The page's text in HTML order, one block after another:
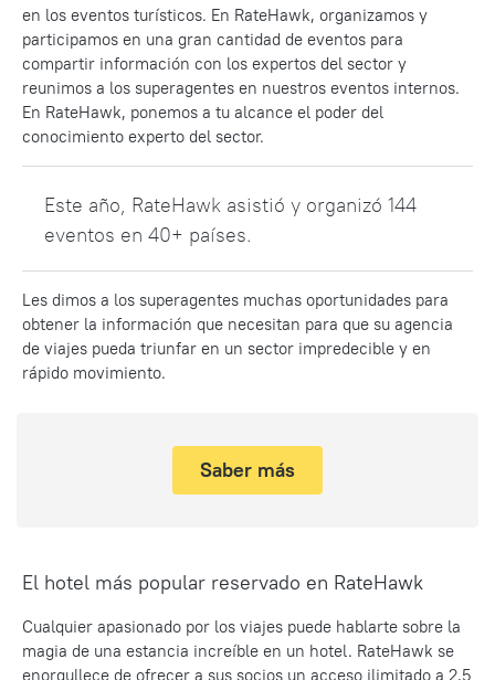
en los eventos turísticos. En RateHawk, organizamos y
participamos en una gran cantidad de eventos para
compartir información con los expertos del sector y
reunimos a los superagentes en nuestros eventos internos.
En RateHawk, ponemos a tu alcance el poder del
conocimiento experto del sector.
Este año, RateHawk asistió y organizó 144
eventos en 40+ países.
Les dimos a los superagentes muchas oportunidades para
obtener la información que necesitan para que su agencia
de viajes pueda triunfar en un sector impredecible y en
rápido movimiento.
Saber más
El hotel más popular reservado en RateHawk
Cualquier apasionado por los viajes puede hablarte sobre la
magia de una estancia increíble en un hotel. RateHawk se
enorgullece de ofrecer a sus socios un acceso ilimitado a 2,5